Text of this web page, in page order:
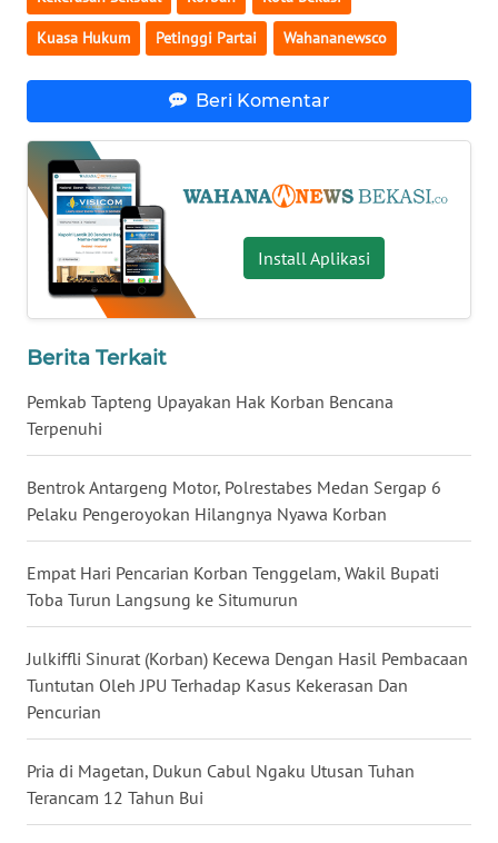
Kuasa Hukum Petinggi Partai Wahananewsco
Beri Komentar
Install Aplikasi
Berita Terkait
Pemkab Tapteng Upayakan Hak Korban Bencana
Terpenuhi
Bentrok Antargeng Motor, Polrestabes Medan Sergap 6
Pelaku Pengeroyokan Hilangnya Nyawa Korban
Empat Hari Pencarian Korban Tenggelam, Wakil Bupati
Toba Turun Langsung ke Situmurun
Julkiffli Sinurat (Korban) Kecewa Dengan Hasil Pembacaan
Tuntutan Oleh JPU Terhadap Kasus Kekerasan Dan
Pencurian
Pria di Magetan, Dukun Cabul Ngaku Utusan Tuhan
Terancam 12 Tahun Bui
WN
KALTARA
KALSEL
WN
KALTIM
WN
SULSEL
GORONTALO
SULUT
WN
MALUKU
WN
MALUT
WN
DAIRI
WN